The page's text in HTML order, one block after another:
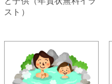
スト）